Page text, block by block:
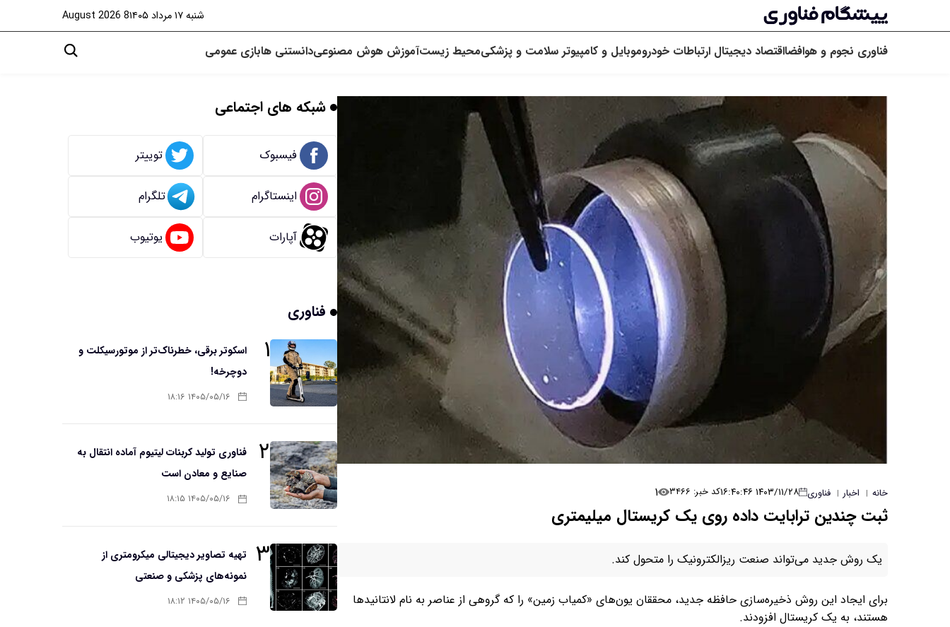
شنبه ۱۷ مرداد ۱۴۰۵ 8 August 2026
فناوری نجوم و هوافضااقتصاد دیجیتال ارتباطات خودروموبایل و کامپیوتر سلامت و پزشکیمحیط زیستآموزش هوش مصنوعیدانستنی هابازی عمومی
خانه | اخبار | فناوری ۱۴۰۳/۱۱/۲۸ ۱۶:۴۰:۴۶ کد خبر: ۳۴۶۶ ۱
ثبت چندین ترابایت‌ داده روی یک کریستال میلیمتری
یک روش جدید می‌تواند صنعت ریزالکترونیک را متحول کند.
برای ایجاد این روش ذخیره‌سازی حافظه جدید، محققان یون‌های «کمیاب زمین» را که گروهی از عناصر به نام لانتانیدها
هستند، به یک کریستال افزودند.
شبکه های اجتماعی
فیسبوک توییتر
اینستاگرام تلگرام
آپارات یوتیوب
فناوری
۱
اسکوتر برقی، خطرناک‌تر از موتورسیکلت و
دوچرخه!
۱۴۰۵/۰۵/۱۶ ۱۸:۱۶
۲
فناوری تولید کربنات لیتیوم آماده انتقال به
صنایع و معادن است
۱۴۰۵/۰۵/۱۶ ۱۸:۱۵
۳
تهیه تصاویر دیجیتالی میکرومتری از
نمونه‌های پزشکی و صنعتی
۱۴۰۵/۰۵/۱۶ ۱۸:۱۲